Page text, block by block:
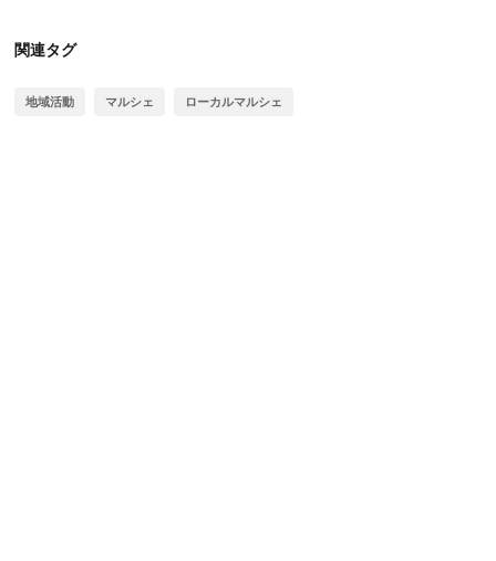
関連タグ
地域活動 マルシェ ローカルマルシェ